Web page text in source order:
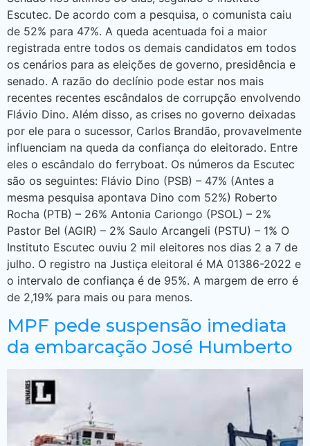
Escutec. De acordo com a pesquisa, o comunista caiu
de 52% para 47%. A queda acentuada foi a maior
registrada entre todos os demais candidatos em todos
os cenários para as eleições de governo, presidência e
senado. A razão do declínio pode estar nos mais
recentes recentes escândalos de corrupção envolvendo
Flávio Dino. Além disso, as crises no governo deixadas
por ele para o sucessor, Carlos Brandão, provavelmente
influenciam na queda da confiança do eleitorado. Entre
eles o escândalo do ferryboat. Os números da Escutec
são os seguintes: Flávio Dino (PSB) – 47% (Antes a
mesma pesquisa apontava Dino com 52%) Roberto
Rocha (PTB) – 26% Antonia Cariongo (PSOL) – 2%
Pastor Bel (AGIR) – 2% Saulo Arcangeli (PSTU) – 1% O
Instituto Escutec ouviu 2 mil eleitores nos dias 2 a 7 de
julho. O registro na Justiça eleitoral é MA 01386-2022 e
o intervalo de confiança é de 95%. A margem de erro é
de 2,19% para mais ou para menos.
MPF pede suspensão imediata
da embarcação José Humberto